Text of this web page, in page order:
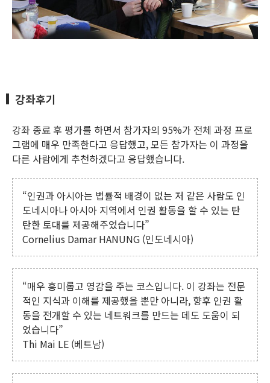
강좌후기
강좌 종료 후 평가를 하면서 참가자의 95%가 전체 과정 프로
그램에 매우 만족한다고 응답했고, 모든 참가자는 이 과정을
다른 사람에게 추천하겠다고 응답했습니다.
“인권과 아시아는 법률적 배경이 없는 저 같은 사람도 인
도네시아나 아시아 지역에서 인권 활동을 할 수 있는 탄
탄한 토대를 제공해주었습니다”
Cornelius Damar HANUNG (인도네시아)
“매우 흥미롭고 영감을 주는 코스입니다. 이 강좌는 전문
적인 지식과 이해를 제공했을 뿐만 아니라, 향후 인권 활
동을 전개할 수 있는 네트워크를 만드는 데도 도움이 되
었습니다”
Thi Mai LE (베트남)